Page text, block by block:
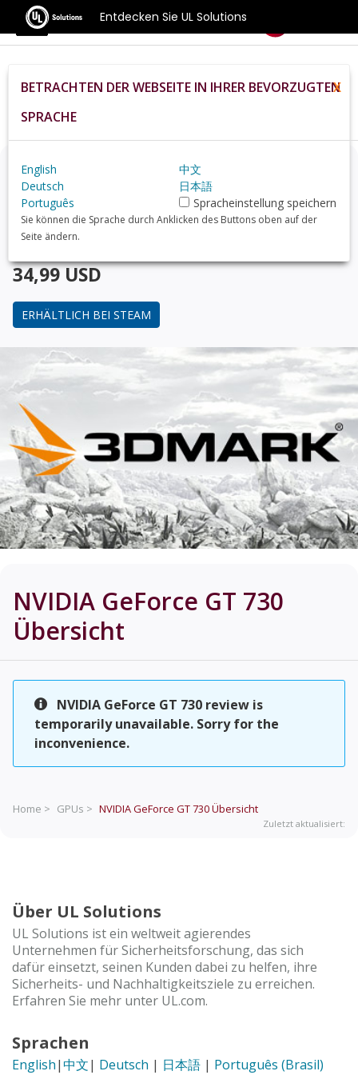
Entdecken Sie UL Solutions
Benchmarks
Home De Hardware
Gpu
NVIDIA+GeForce+GT+730
Denken Sie über ein Upgrade nach?
Finden Sie mit 3DMark, dem Benchmark für Gamer,
heraus, wie Ihr PC im Vergleich mit demNVIDIA
GeForce GT 730
34,99 USD
ERHÄLTLICH BEI STEAM
NVIDIA GeForce GT 730
Übersicht
NVIDIA GeForce GT 730 review is
temporarily unavailable. Sorry for the
inconvenience.
Home > GPUs > NVIDIA GeForce GT 730Übersicht
Zuletzt aktualisiert:
Über UL Solutions
UL Solutions ist ein weltweit agierendes
Unternehmen für Sicherheitsforschung, das sich
dafür einsetzt, seinen Kunden dabei zu helfen, ihre
Sicherheits- und Nachhaltigkeitsziele zu erreichen.
Erfahren Sie mehr unter UL.com.
Sprachen
English|中文| Deutsch | 日本語 | Português (Brasil)
BETRACHTEN DER WEBSEITE IN IHRER BEVORZUGTEN
SPRACHE
X
English
中文
Deutsch
日本語
Português
Spracheinstellung speichern
Sie können die Sprache durch Anklicken des Buttons oben auf der
Seite ändern.